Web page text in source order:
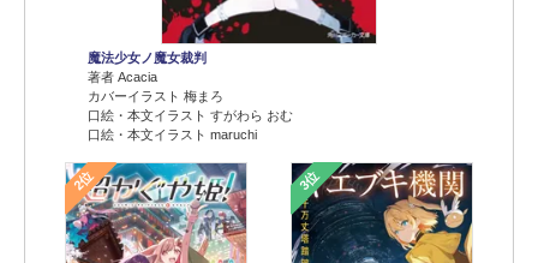
魔法少女ノ魔女裁判
著者 Acacia
カバーイラスト 梅まろ
口絵・本文イラスト すがわら おむ
口絵・本文イラスト maruchi
2位 3位